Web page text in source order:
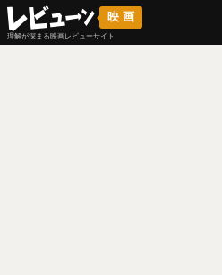
映画
理解が深まる映画レビューサイト